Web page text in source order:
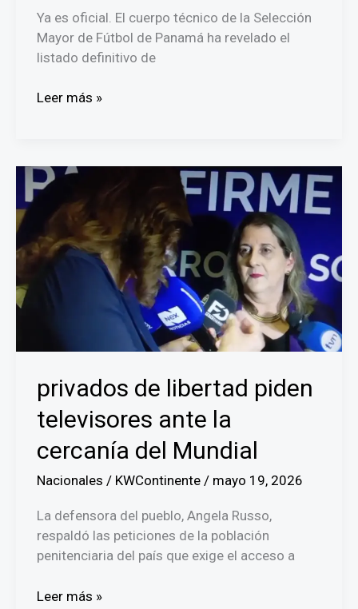
Ya es oficial. El cuerpo técnico de la Selección
Mayor de Fútbol de Panamá ha revelado el
listado definitivo de
Lista
26
convocados
para
el
Mundial
con
en
enfermería
y
‘Coco’
Carrasquilla
Leer más »
privados de libertad piden
televisores ante la
cercanía del Mundial
Nacionales / KWContinente / mayo 19, 2026
La defensora del pueblo, Angela Russo,
respaldó las peticiones de la población
penitenciaria del país que exige el acceso a
privados
Leer más »